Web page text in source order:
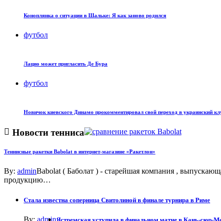
Коноплянка о ситуации в Шальке: Я как заново родился
футбол
Лацио может пригласить Де Бура
футбол
Новичок киевского Динамо прокомментировал свой переход в украинский
Новости тенниса
Теннисные ракетки Babolat в интернет-магазине «Ракетлон»
By: adminBabolat ( Баболат ) - старейшая компания ,
продукцию…
Стала известна соперница Свитолиной в финале турнира в Риме
By: admin